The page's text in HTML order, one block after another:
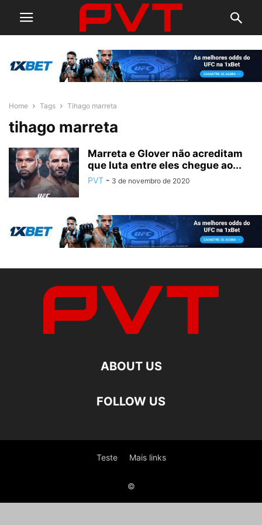
Home Tags Tihago marreta
tihago marreta
Marreta e Glover não acreditam
que luta entre eles chegue ao...
PVT - 3 de novembro de 2020
ABOUT US
FOLLOW US
Teste Mais links
©